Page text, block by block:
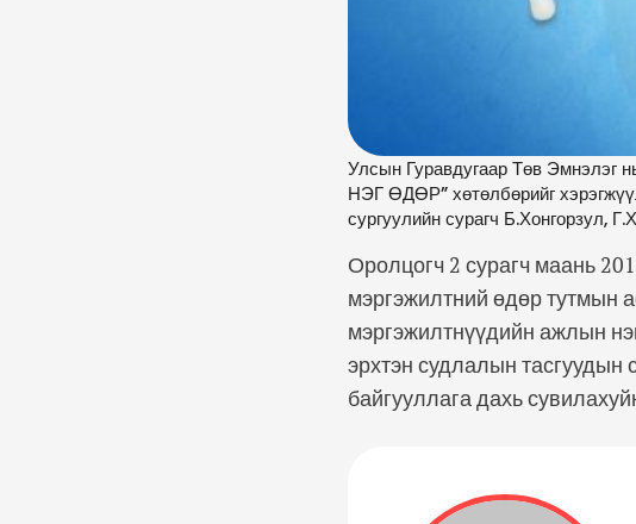
Улсын Гуравдугаар Төв
НЭГ ӨДӨР” хөтөлбөрийг
сургуулийн сурагч Б.Хонгорзул,
Оролцогч 2 сурагч маань
мэргэжилтний өдөр тутмын
мэргэжилтнүүдийн ажлын
эрхтэн судлалын тасгуудын
байгууллага дахь